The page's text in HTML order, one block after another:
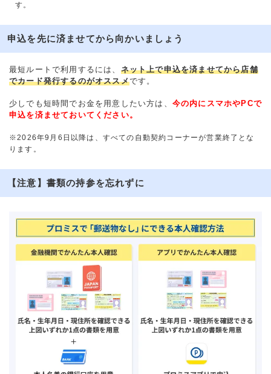
す。
申込を先に済ませてから向かいましょう
最短ルートで利用するには、 ネット上で申込を済ませてから店舗
でカード発行するのがオススメです。
少しでも短時間でお金を用意したい方は、 今の内にスマホやPCで
申込を済ませておいてください。
※2026年9月6日以降は、すべての自動契約コーナーが営業終了とな
ります。
【注意】書類の持参を忘れずに